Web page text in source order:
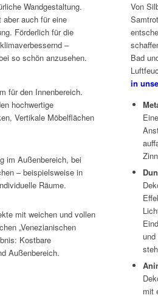
Wandgestaltung.
auch für eine
Förderlich für die
–
so schön anzusehen.
für den Innenbereich.
hochwertige
Vertikale Möbelflächen
im Außenbereich, bei
– beispielsweise in
Räume.
mit weichen und vollen
„Venezianischen
Kostbare
Außenbereich.
Von
Bad
in
und
mit